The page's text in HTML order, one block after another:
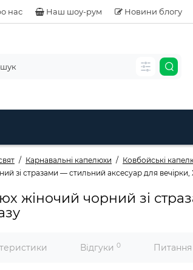
нас Наш шоу-рум Новини блогу
Карнавальні капелюхи
Ковбойські
зі стразами — стильний аксесуар для
жіночий чорний зі
Відгуки 0 Питання